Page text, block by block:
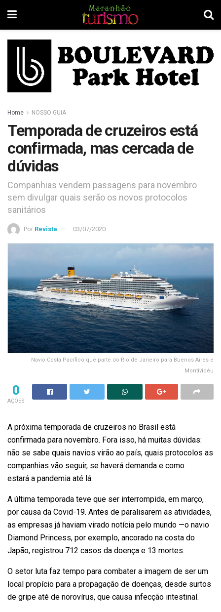
Home NOSSO GUIA
Temporada de cruzeiros está
confirmada, mas cercada de
dúvidas
Companhias vendem passagens para novembro
sem divulgar quais serão os novos protocolos
sanitários
Por Revista 03/07/2020
Navio Costa Pacífico que parte do Rio de Janeiro para Buenos Aires e
Montividéu
0
AÇÕES
A próxima temporada de cruzeiros no Brasil está
confirmada para novembro. Fora isso, há muitas dúvidas:
não se sabe quais navios virão ao país, quais protocolos as
companhias vão seguir, se haverá demanda e como
estará a pandemia até lá.
A última temporada teve que ser interrompida, em março,
por causa da Covid-19. Antes de paralisarem as atividades,
as empresas já haviam virado notícia pelo mundo —o navio
Diamond Princess, por exemplo, ancorado na costa do
Japão, registrou 712 casos da doença e 13 mortes.
O setor luta faz tempo para combater a imagem de ser um
local propício para a propagação de doenças, desde surtos
de gripe até de norovírus, que causa infecção intestinal.